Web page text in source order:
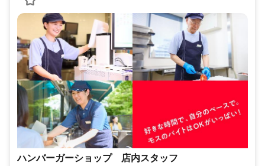
ハンバーガーショップ 店内スタッフ